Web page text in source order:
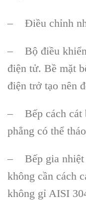
– Điều chỉnh
– Bộ điều khiển
điện tử. Bề mặt
điện trở tạo nên
– Bếp cách cát
phẳng có thể
– Bếp gia nhiệt
không cần cách
không gỉ AISI